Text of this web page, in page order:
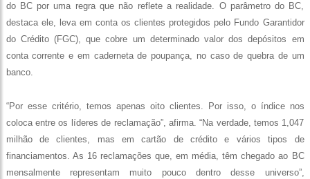
do BC por uma regra que não reflete a realidade. O parâmetro do BC,
destaca ele, leva em conta os clientes protegidos pelo Fundo Garantidor
do Crédito (FGC), que cobre um determinado valor dos depósitos em
conta corrente e em caderneta de poupança, no caso de quebra de um
banco.
“Por esse critério, temos apenas oito clientes. Por isso, o índice nos
coloca entre os líderes de reclamação”, afirma. “Na verdade, temos 1,047
milhão de clientes, mas em cartão de crédito e vários tipos de
financiamentos. As 16 reclamações que, em média, têm chegado ao BC
mensalmente representam muito pouco dentro desse universo”,